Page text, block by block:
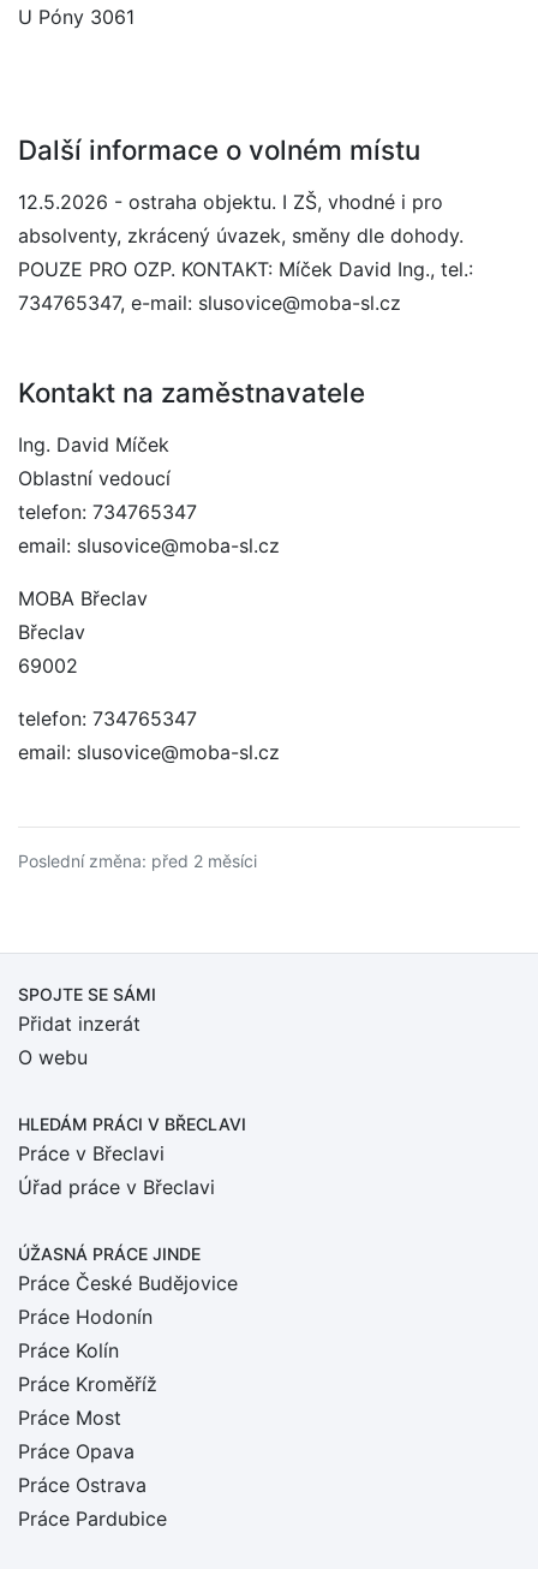
U Póny 3061
Další informace o volném místu
12.5.2026 - ostraha objektu. I ZŠ, vhodné i pro
absolventy, zkrácený úvazek, směny dle dohody.
POUZE PRO OZP. KONTAKT: Míček David Ing., tel.:
734765347, e-mail: slusovice@moba-sl.cz
Kontakt na zaměstnavatele
Ing. David Míček
Oblastní vedoucí
telefon: 734765347
email: slusovice@moba-sl.cz
MOBA Břeclav
Břeclav
69002
telefon: 734765347
email: slusovice@moba-sl.cz
Poslední změna: před 2 měsíci
SPOJTE SE SÁMI
Přidat inzerát
O webu
HLEDÁM PRÁCI V BŘECLAVI
Práce v Břeclavi
Úřad práce v Břeclavi
ÚŽASNÁ PRÁCE JINDE
Práce České Budějovice
Práce Hodonín
Práce Kolín
Práce Kroměříž
Práce Most
Práce Opava
Práce Ostrava
Práce Pardubice